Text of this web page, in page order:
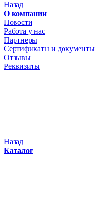
Назад
О компании
Новости
Работа у нас
Партнеры
Сертификаты и документы
Отзывы
Реквизиты
Назад
Каталог